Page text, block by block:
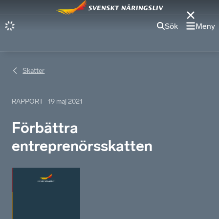
Sök Meny
Skatter
RAPPORT 19 maj 2021
Förbättra
entreprenörsskatten